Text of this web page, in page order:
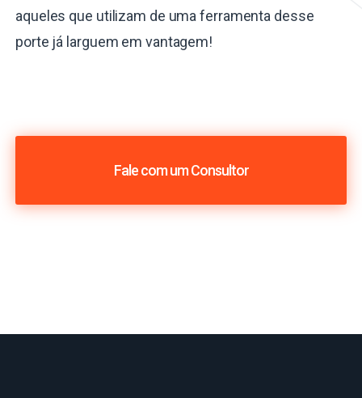
aqueles que utilizam de uma ferramenta desse
porte já larguem em vantagem!
Fale com um Consultor